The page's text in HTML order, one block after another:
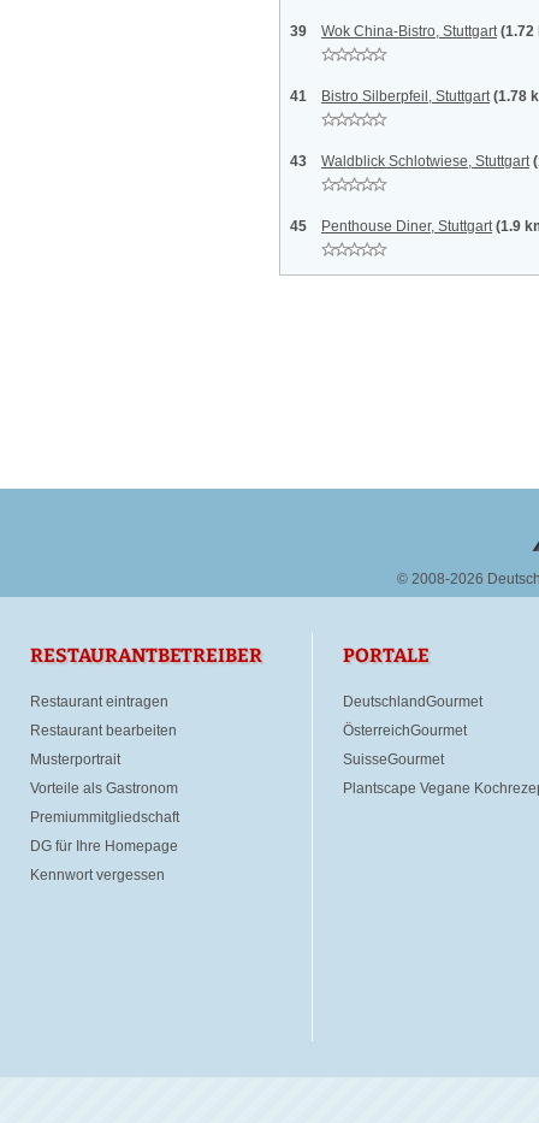
39 Wok China-Bistro, Stuttgart (1.72
41 Bistro Silberpfeil, Stuttgart (1.78
43 Waldblick Schlotwiese, Stuttgart
45 Penthouse Diner, Stuttgart (1.9
© 2008-2026
RESTAURANTBETREIBER
Restaurant eintragen
Restaurant bearbeiten
Musterportrait
Vorteile als Gastronom
Premiummitgliedschaft
DG für Ihre Homepage
Kennwort vergessen
PORTALE
DeutschlandGourmet
ÖsterreichGourmet
SuisseGourmet
Plantscape Vegane